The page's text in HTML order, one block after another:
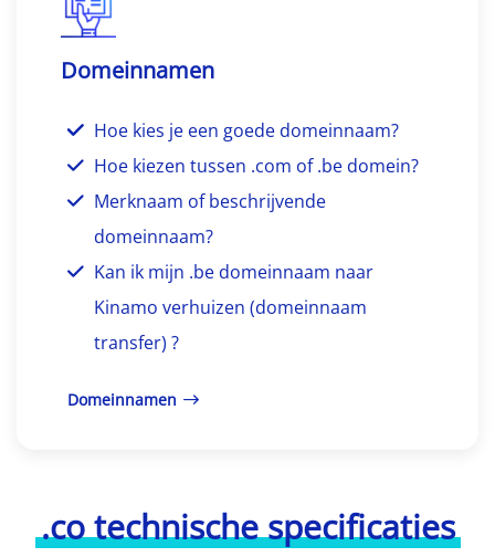
Domeinnamen
Hoe kies je een goede domeinnaam?
Hoe kiezen tussen .com of .be domein?
Merknaam of beschrijvende
domeinnaam?
Kan ik mijn .be domeinnaam naar
Kinamo verhuizen (domeinnaam
transfer) ?
Domeinnamen
.co technische specificaties